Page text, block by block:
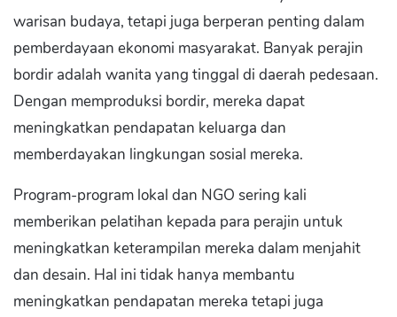
warisan budaya, tetapi juga berperan penting dalam
pemberdayaan ekonomi masyarakat. Banyak perajin
bordir adalah wanita yang tinggal di daerah pedesaan.
Dengan memproduksi bordir, mereka dapat
meningkatkan pendapatan keluarga dan
memberdayakan lingkungan sosial mereka.
Program-program lokal dan NGO sering kali
memberikan pelatihan kepada para perajin untuk
meningkatkan keterampilan mereka dalam menjahit
dan desain. Hal ini tidak hanya membantu
meningkatkan pendapatan mereka tetapi juga